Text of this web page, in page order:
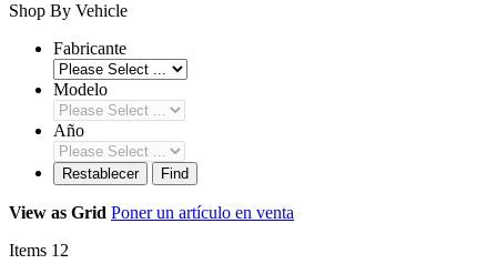
Shop By Vehicle
Fabricante
Modelo
Año
Restablecer Find
View as Grid Poner un artículo en venta
Items 12